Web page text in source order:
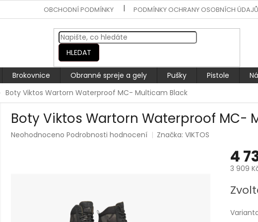
OBCHODNÍ PODMÍNKY PODMÍNKY OCHRANY OSOBNÍCH ÚDAJŮ
HLEDAT
Brokovnice Obranné spreje a gely Pušky Pistole
Boty Viktos Wartorn Waterproof MC- Multicam Black
Boty Viktos Wartorn Waterproof MC-
Průměrné
Neohodnoceno Podrobnosti hodnocení Značka:VIKTOS
4
3 909
cena: